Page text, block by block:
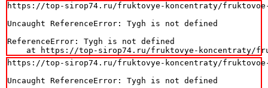
https://top-sirop74.ru/fruktovye-koncentraty/fruktovoe-
Uncaught ReferenceError: Tygh is not defined
ReferenceError: Tygh is not defined
at https://top-sirop74.ru/fruktovye-koncentraty/
https://top-sirop74.ru/fruktovye-koncentraty/fruktovoe-
Uncaught ReferenceError: Tygh is not defined